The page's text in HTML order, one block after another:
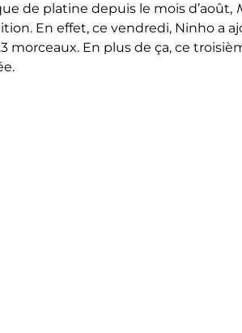
de platine depuis le mois d’août,
En effet, ce vendredi, Ninho a
morceaux. En plus de ça, ce